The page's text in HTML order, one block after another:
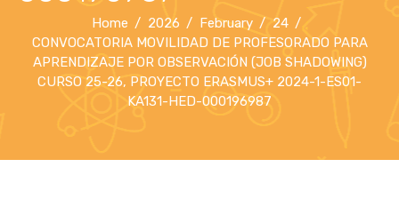
Home 2026 February
24
CONVOCATORIA MOVILIDAD DE PROFESORADO PARA
APRENDIZAJE POR OBSERVACIÓN (JOB SHADOWING)
CURSO 25-26, PROYECTO ERASMUS+ 2024-1-ES01-
KA131-HED-000196987